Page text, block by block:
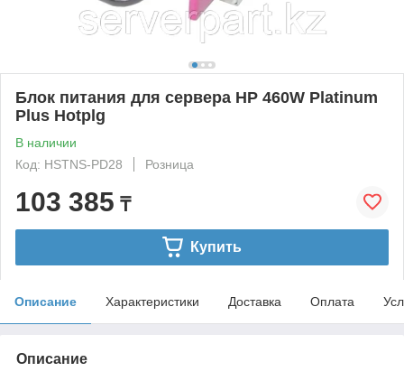
Блок питания для сервера HP 460W Platinum
Plus Hotplg
В наличии
Код: HSTNS-PD28
Розница
103 385 ₸
Купить
Описание Характеристики Доставка Оплата
Описание